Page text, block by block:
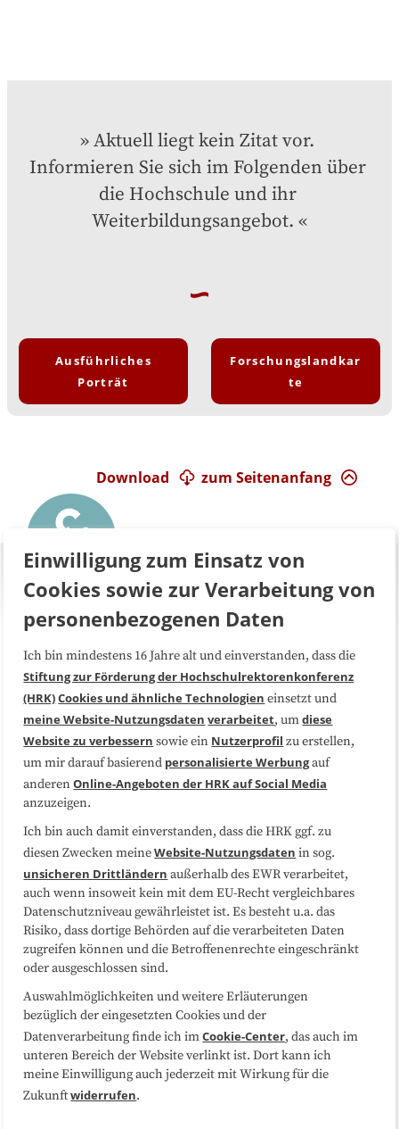
Aktuell liegt kein Zitat vor.
Informieren Sie sich im Folgenden über
die Hochschule und ihr
Weiterbildungsangebot.
Ausführliches
Porträt
Forschungslandkar
te
zum Seitenanfang
Download
Über uns FAQ
Medienarbeit Kooperationen
Datenschutzerklärung Impressum
Sitemap
Folgen Sie uns
Einwilligung zum Einsatz von
Cookies sowie zur Verarbeitung von
personenbezogenen Daten
Ich bin mindestens 16 Jahre alt und einverstanden, dass die
Stiftung zur Förderung der Hochschulrektorenkonferenz
(HRK)Cookies und ähnliche Technologien einsetzt und
meine Website-Nutzungsdaten verarbeitet, umdiese
Website zu verbessern sowie ein Nutzerprofil zu erstellen,
um mir darauf basierend personalisierte Werbungauf
anderenOnline-Angeboten der HRK auf Social Media
anzuzeigen.
Ich bin auch damit einverstanden, dass die HRK ggf. zu
diesen Zwecken meineWebsite-Nutzungsdaten in sog.
unsicheren Drittländern außerhalb des EWR verarbeitet,
auch wenn insoweit kein mit dem EU-Recht vergleichbares
Datenschutzniveau gewährleistet ist. Es besteht u.a. das
Risiko, dass dortige Behörden auf die verarbeiteten Daten
zugreifen können und die Betroffenenrechte eingeschränkt
oder ausgeschlossen sind.
Auswahlmöglichkeiten und weitere Erläuterungen
bezüglich der eingesetzten Cookies und der
Datenverarbeitung finde ich imCookie-Center, das auch im
unteren Bereich der Website verlinkt ist. Dort kann ich
meine Einwilligung auch jederzeit mit Wirkung für die
Zukunftwiderrufen.